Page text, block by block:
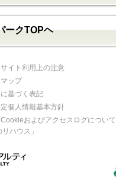
ークTOPヘ
サイト利用上の注意
ップ
基づく表記
個人情報基本方針
Cookieおよびアクセスログについて
リハウス」